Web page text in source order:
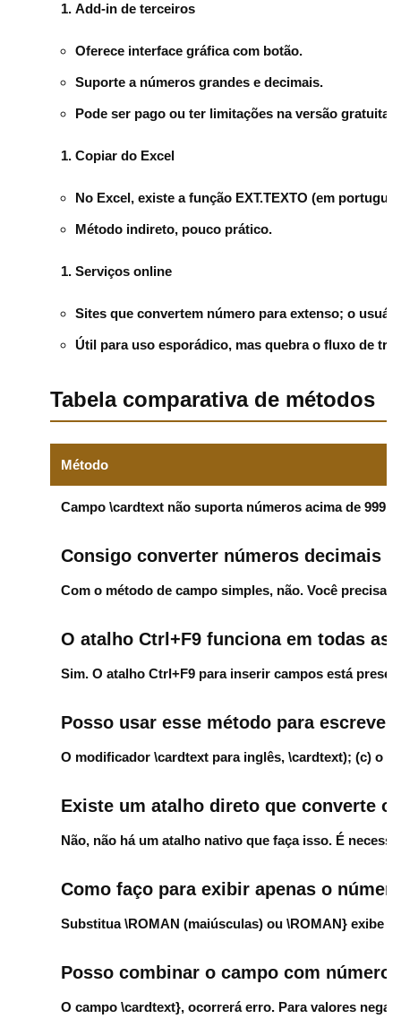
Add-in de terceiros
Oferece interface gráfica com botão.
Suporte a números grandes e decimais.
Pode ser pago ou ter limitações na versão gratuita.
Copiar do Excel
No Excel, existe a função EXT.TEXTO (em
Método indireto, pouco prático.
Serviços online
Sites que convertem número para extenso; o
Útil para uso esporádico, mas quebra o fluxo de
Tabela comparativa de métodos
Método
Campo \cardtext não suporta números acima de
Consigo converter números decimais
Com o método de campo simples, não. Você precisa
O atalho Ctrl+F9 funciona em todas as
Sim. O atalho Ctrl+F9 para inserir campos está
Posso usar esse método para
O modificador \cardtext para inglês, \cardtext); (c) o
Existe um atalho direto que converte
Não, não há um atalho nativo que faça isso. É
Como faço para exibir apenas o
Substitua\ROMAN (maiúsculas) ou \ROMAN} exibe
Posso combinar o campo com
O campo \cardtext}, ocorrerá erro. Para valores